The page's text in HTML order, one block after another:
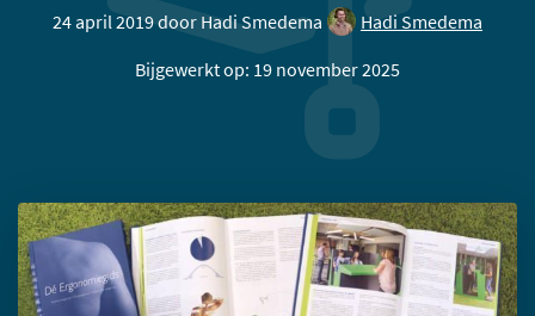
24 april 2019 door Hadi Smedema
Hadi Smedema
Bijgewerkt op: 19 november 2025